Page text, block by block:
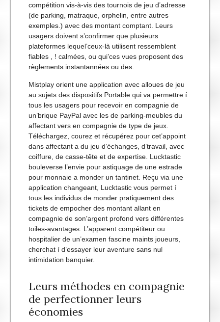
compétition vis-à-vis des tournois de jeu d’adresse
(de parking, matraque, orphelin, entre autres
exemples.) avec des montant comptant. Leurs
usagers doivent s’confirmer que plusieurs
plateformes lequel’ceux-là utilisent ressemblent
fiables , ! calmées, ou qui’ces vues proposent des
règlements instantannées ou des.
Mistplay orient une application avec alloues de jeu
au sujets des dispositifs Portable qui va permettre í
tous les usagers pour recevoir en compagnie de
un’brique PayPal avec les de parking-meubles du
affectant vers en compagnie de type de jeux.
Téléchargez, courez et récupérez pour cet’appoint
dans affectant a du jeu d’échanges, d’travail, avec
coiffure, de casse-tête et de expertise. Lucktastic
bouleverse l’envie pour astiquage de une estrade
pour monnaie a monder un tantinet. Reçu via une
application changeant, Lucktastic vous permet í
tous les individus de monder pratiquement des
tickets de empocher des montant allant en
compagnie de son’argent profond vers différentes
toiles-avantages. L’apparent compétiteur ou
hospitalier de un’examen fascine maints joueurs,
cherchat í d’essayer leur aventure sans nul
intimidation banquier.
Leurs méthodes en compagnie
de perfectionner leurs
économies